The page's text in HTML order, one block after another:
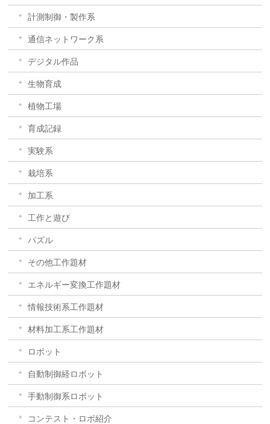
計測制御・製作系
通信ネットワーク系
デジタル作品
生物育成
植物工場
育成記録
実験系
栽培系
加工系
工作と遊び
パズル
その他工作題材
エネルギー変換工作題材
情報技術系工作題材
材料加工系工作題材
ロボット
自動制御経ロボット
手動制御系ロボット
コンテスト・ロボ紹介